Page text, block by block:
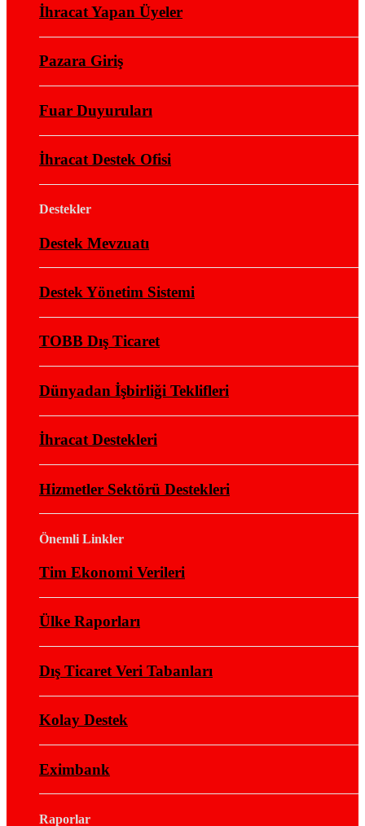
İhracat Yapan Üyeler
Pazara Giriş
Fuar Duyuruları
İhracat Destek Ofisi
Destekler
Destek Mevzuatı
Destek Yönetim Sistemi
TOBB Dış Ticaret
Dünyadan İşbirliği Teklifleri
İhracat Destekleri
Hizmetler Sektörü Destekleri
Önemli Linkler
Tim Ekonomi Verileri
Ülke Raporları
Dış Ticaret Veri Tabanları
Kolay Destek
Eximbank
Raporlar